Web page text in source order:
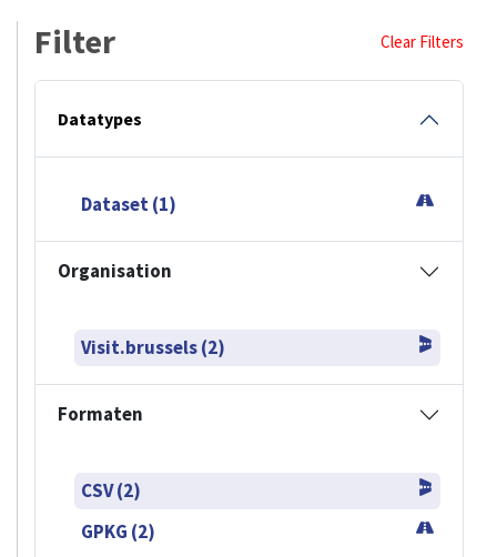
Filter Clear Filters
Datatypes
Dataset (1)
Organisation
Visit.brussels (2)
Formaten
CSV (2)
GPKG (2)